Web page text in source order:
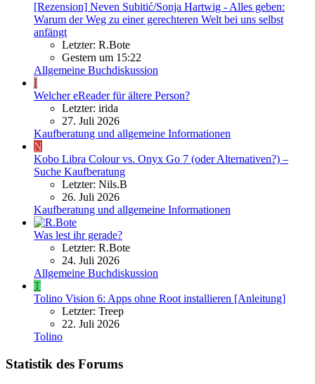
[Rezension] Neven Subitić/Sonja Hartwig - Alles geben:
Warum der Weg zu einer gerechteren Welt bei uns selbst
anfängt
Letzter: R.Bote
Gestern um 15:22
Allgemeine Buchdiskussion
I
Welcher eReader für ältere Person?
Letzter: irida
27. Juli 2026
Kaufberatung und allgemeine Informationen
N
Kobo Libra Colour vs. Onyx Go 7 (oder Alternativen?) –
Suche Kaufberatung
Letzter: Nils.B
26. Juli 2026
Kaufberatung und allgemeine Informationen
Was lest ihr gerade?
Letzter: R.Bote
24. Juli 2026
Allgemeine Buchdiskussion
T
Tolino Vision 6: Apps ohne Root installieren [Anleitung]
Letzter: Treep
22. Juli 2026
Tolino
Statistik des Forums